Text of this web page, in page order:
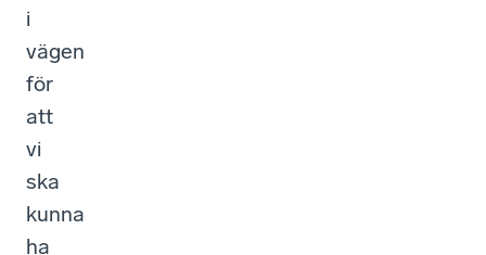
i
vägen
för
att
vi
ska
kunna
ha